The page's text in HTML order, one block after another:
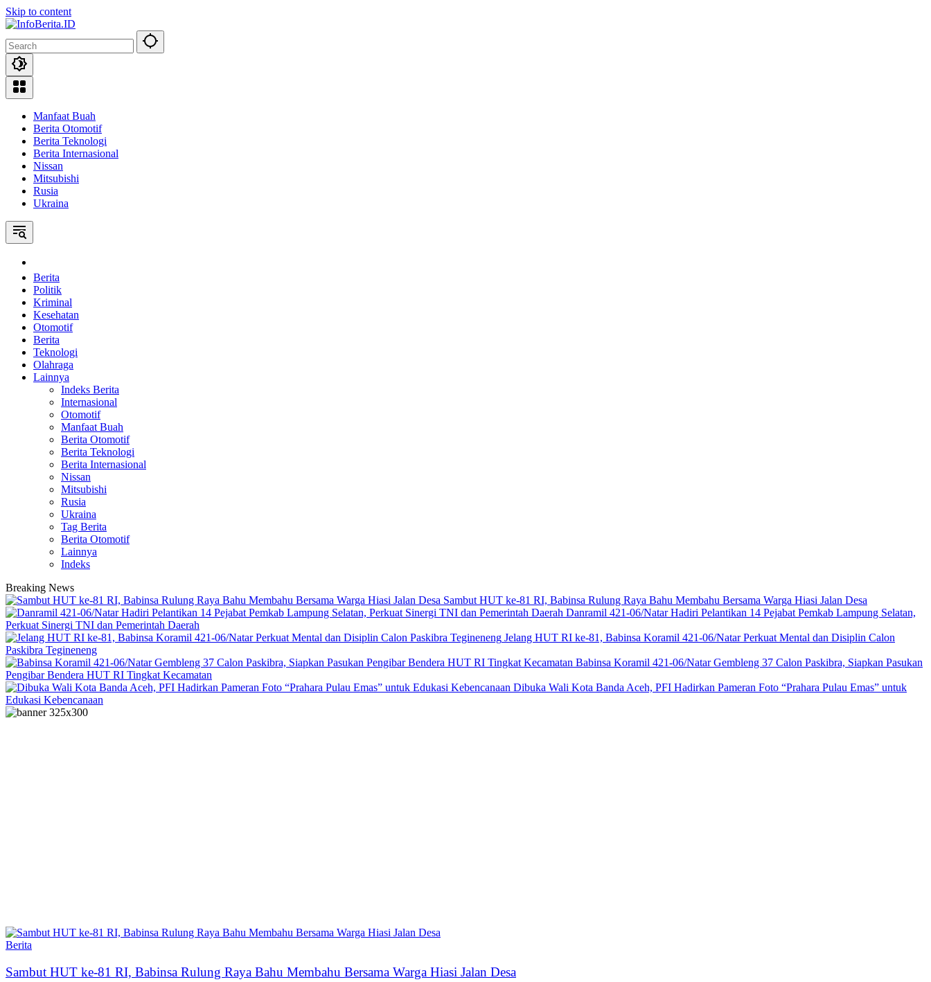
Skip to content
Manfaat Buah
Berita Otomotif
Berita Teknologi
Berita Internasional
Nissan
Mitsubishi
Rusia
Ukraina
Berita
Politik
Kriminal
Kesehatan
Otomotif
Berita
Teknologi
Olahraga
Lainnya
Indeks Berita
Internasional
Otomotif
Manfaat Buah
Berita Otomotif
Berita Teknologi
Berita Internasional
Nissan
Mitsubishi
Rusia
Ukraina
Tag Berita
Berita Otomotif
Lainnya
Indeks
Breaking News
Sambut HUT ke-81 RI, Babinsa Rulung Raya Bahu Membahu Bersama Warga Hiasi Jalan Desa
Danramil 421-06/Natar Hadiri Pelantikan 14 Pejabat Pemkab Lampung Selatan,
Perkuat Sinergi TNI dan Pemerintah Daerah
Jelang HUT RI ke-81, Babinsa Koramil 421-06/Natar Perkuat Mental dan Disiplin Calon
Paskibra Tegineneng
Babinsa Koramil 421-06/Natar Gembleng 37 Calon Paskibra, Siapkan Pasukan
Pengibar Bendera HUT RI Tingkat Kecamatan
Dibuka Wali Kota Banda Aceh, PFI Hadirkan Pameran Foto “Prahara Pulau Emas” untuk
Edukasi Kebencanaan
Berita
Sambut HUT ke-81 RI, Babinsa Rulung Raya Bahu Membahu Bersama Warga Hiasi Jalan Desa